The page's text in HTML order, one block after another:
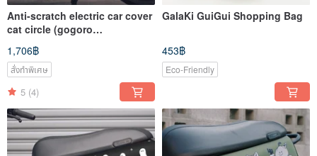
Anti-scratch electric car cover
cat circle (gogoro
2/3/viva/Ai1/UR1/eReady)
1,706฿
สั่งทำพิเศษ
5 (4)
GalaKi GuiGui Shopping Bag
453฿
Eco-Friendly